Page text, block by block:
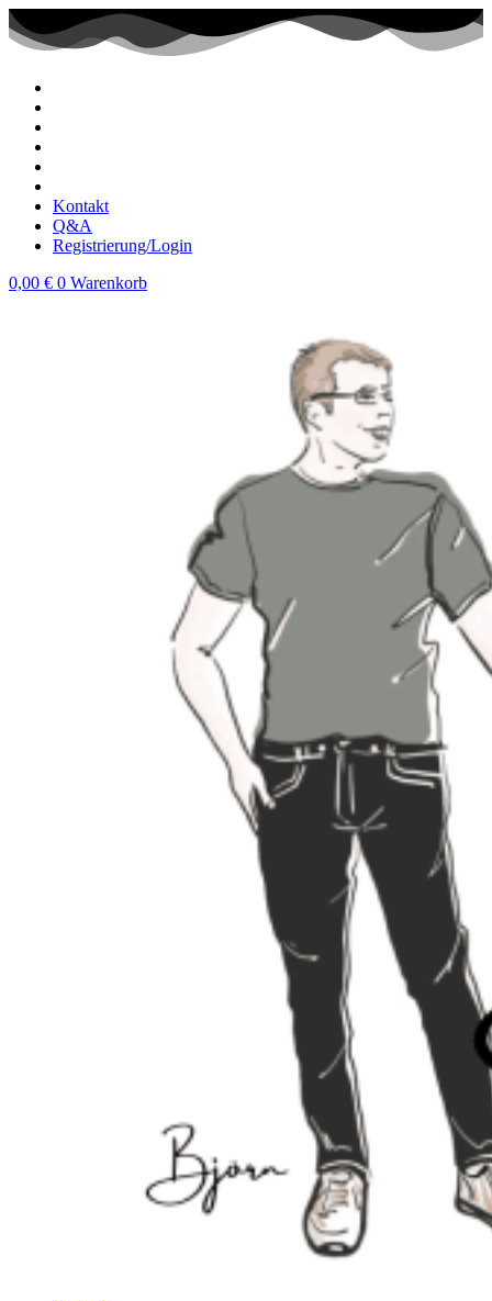
Zum
Inhalt
wechseln
Kontakt
Q&A
Registrierung/Login
0,00 € 0 Warenkorb